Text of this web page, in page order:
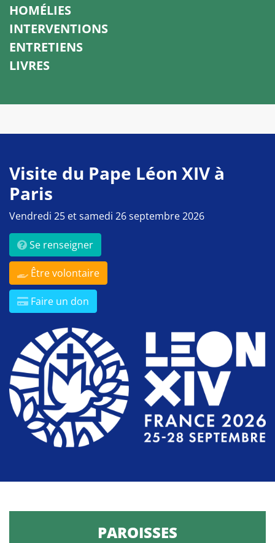
HOMÉLIES
INTERVENTIONS
ENTRETIENS
LIVRES
Visite du Pape Léon XIV à
Paris
Vendredi 25 et samedi 26 septembre 2026
Se renseigner
Être volontaire
Faire un don
PAROISSES